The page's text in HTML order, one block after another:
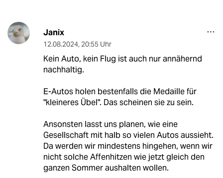
Janix
12.08.2024, 20:55 Uhr
Kein Auto, kein Flug ist auch nur annähernd
nachhaltig.
E-Autos holen bestenfalls die Medaille für
"kleineres Übel". Das scheinen sie zu sein.
Ansonsten lasst uns planen, wie eine
Gesellschaft mit halb so vielen Autos aussieht.
Da werden wir mindestens hingehen, wenn wir
nicht solche Affenhitzen wie jetzt gleich den
ganzen Sommer aushalten wollen.